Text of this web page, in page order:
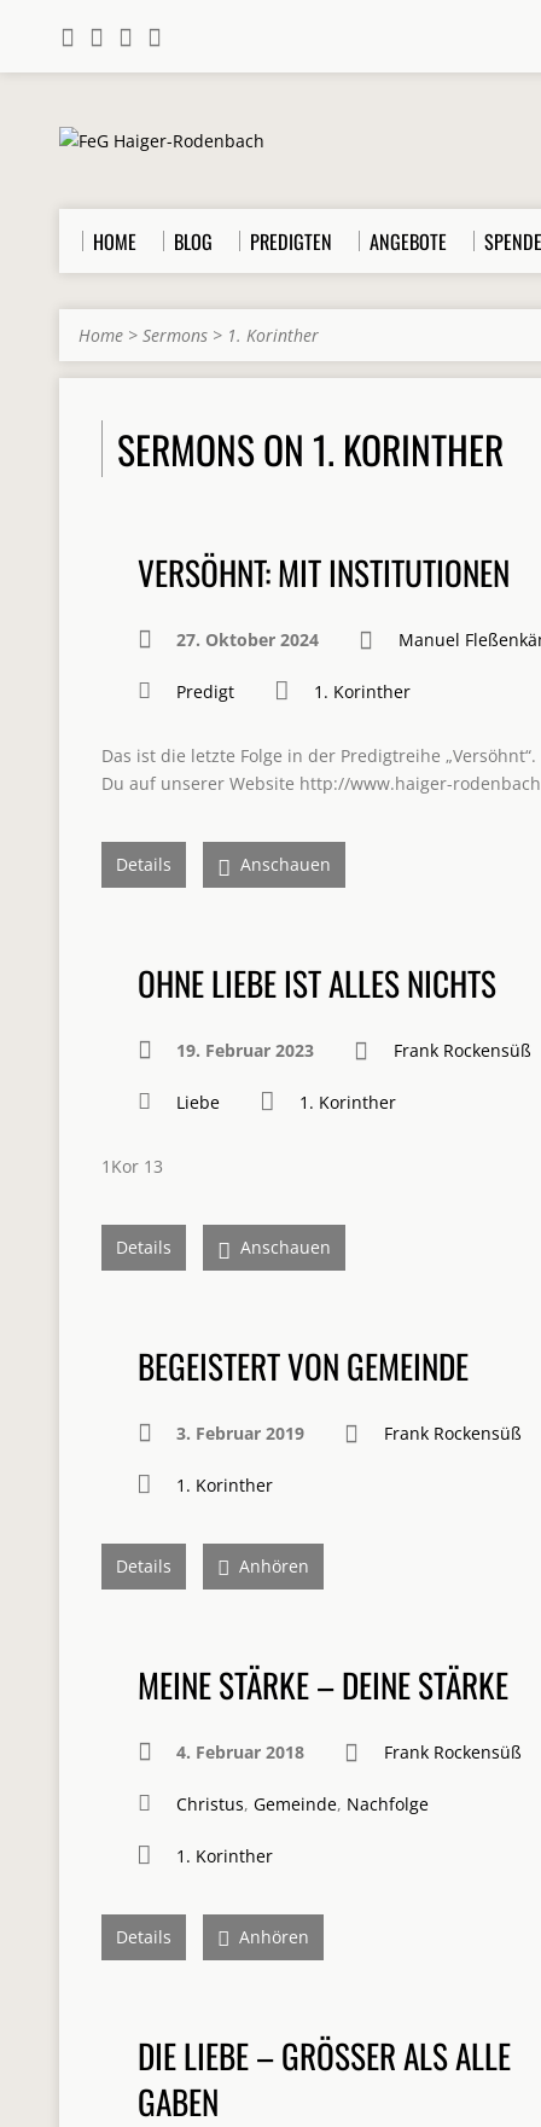
HOME BLOG PREDIGTEN ANGEBOTE
Home > Sermons > 1. Korinther
SERMONS ON 1. KORINTHER
VERSÖHNT: MIT INSTITUTIONEN
27. Oktober 2024 Manuel
Predigt 1. Korinther
Das ist die letzte Folge in der Predigtreihe
Du auf unserer Website http://www.haiger-
Details Anschauen
OHNE LIEBE IST ALLES NICHTS
19. Februar 2023 Frank Rockensüß
Liebe 1. Korinther
1Kor 13
Details Anschauen
BEGEISTERT VON GEMEINDE
3. Februar 2019 Frank Rockensüß
1. Korinther
Details Anhören
MEINE STÄRKE – DEINE STÄRKE
4. Februar 2018 Frank Rockensüß
Christus, Gemeinde, Nachfolge
1. Korinther
Details Anhören
DIE LIEBE – GRÖSSER ALS ALLE G
ABEN